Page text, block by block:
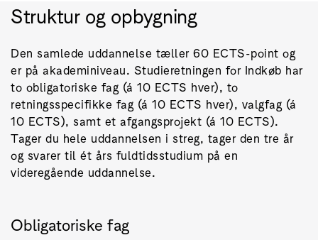
Struktur og opbygning
Den samlede uddannelse tæller 60 ECTS-point og
er på akademiniveau. Studieretningen for Indkøb har
to obligatoriske fag (á 10 ECTS hver), to
retningsspecifikke fag (á 10 ECTS hver), valgfag (á
10 ECTS), samt et afgangsprojekt (á 10 ECTS).
Tager du hele uddannelsen i streg, tager den tre år
og svarer til ét års fuldtidsstudium på en
videregående uddannelse.
Obligatoriske fag